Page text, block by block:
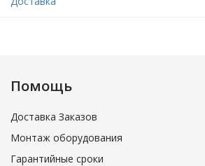
Помощь
Доставка Заказов
Монтаж оборудования
Гарантийные сроки